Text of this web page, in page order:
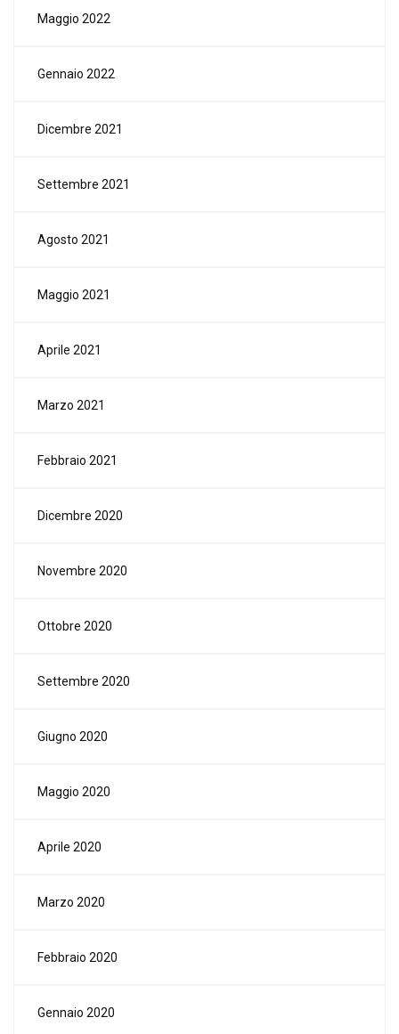
Maggio 2022
Gennaio 2022
Dicembre 2021
Settembre 2021
Agosto 2021
Maggio 2021
Aprile 2021
Marzo 2021
Febbraio 2021
Dicembre 2020
Novembre 2020
Ottobre 2020
Settembre 2020
Giugno 2020
Maggio 2020
Aprile 2020
Marzo 2020
Febbraio 2020
Gennaio 2020